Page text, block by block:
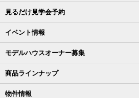
見るだけ見学会予約
イベント情報
モデルハウスオーナー募集
商品ラインナップ
物件情報